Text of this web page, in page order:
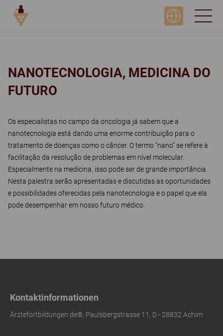
NANOTECNOLOGIA, MEDICINA DO
FUTURO
Os especialistas no campo da oncologia já sabem que a
nanotecnologia está dando uma enorme contribuição para o
tratamento de doenças como o câncer. O termo “nano” se refere à
facilitação da resolução de problemas em nível molecular.
Especialmente na medicina, isso pode ser de grande importância.
Nesta palestra serão apresentadas e discutidas as oportunidades
e possibilidades oferecidas pela nanotecnologia e o papel que ela
pode desempenhar em nosso futuro médico.
Kontaktinformationen
Ärztefortbildungen.de®, Paulsbergstrasse 11, D - 28832 Achim